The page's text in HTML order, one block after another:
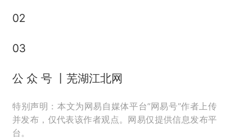
02
03
公 众 号 丨芜湖江北网
特别声明：本文为网易自媒体平台“网易号”作者上传
并发布，仅代表该作者观点。网易仅提供信息发布平
台。